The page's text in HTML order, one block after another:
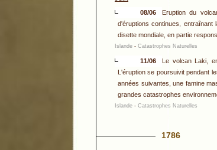
08/06
Eruption du
d'éruptions continues,
disette mondiale, en partie
Islande - Catastrophes Naturelles
11/06
Le volcan Laki,
L'éruption se poursuivit pendant
années suivantes, une famine
grandes catastrophes
Islande - Catastrophes Naturelles
1786